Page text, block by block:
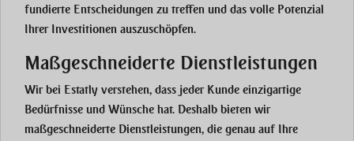
fundierte Entscheidungen zu treffen und das volle Potenzial
Ihrer Investitionen auszuschöpfen.
Maßgeschneiderte Dienstleistungen
Wir bei Estatly verstehen, dass jeder Kunde einzigartige
Bedürfnisse und Wünsche hat. Deshalb bieten wir
maßgeschneiderte Dienstleistungen, die genau auf Ihre